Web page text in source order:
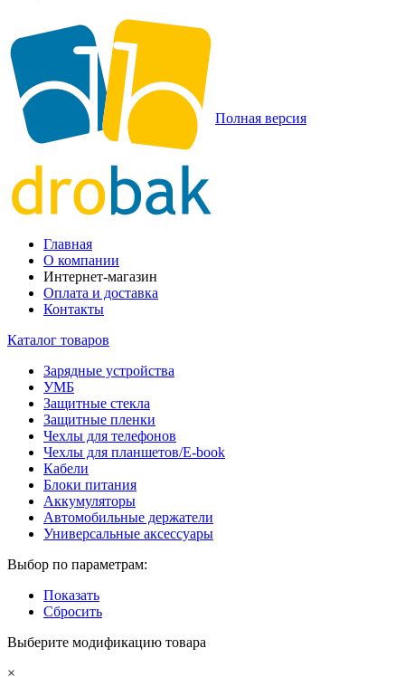
Полная версия
Главная
О компании
Интернет-магазин
Оплата и доставка
Контакты
Каталог товаров
Зарядные устройства
УМБ
Защитные стекла
Защитные пленки
Чехлы для телефонов
Чехлы для планшетов/E-book
Кабели
Блоки питания
Аккумуляторы
Автомобильные держатели
Универсальные аксессуары
Выбор по параметрам:
Показать
Сбросить
Выберите модификацию товара
×